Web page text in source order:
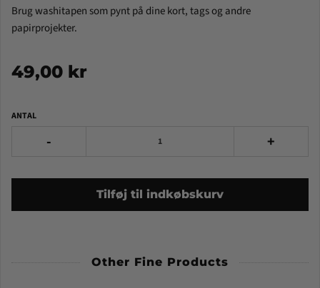
Brug washitapen som pynt på dine kort, tags og andre
papirprojekter.
49,00 kr
ANTAL
- +
Tilføj til indkøbskurv
Other Fine Products